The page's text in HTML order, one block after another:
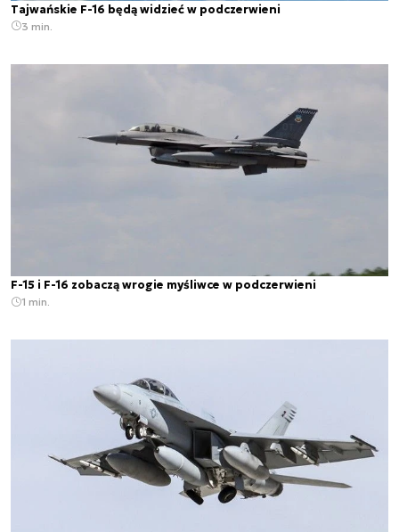
Tajwańskie F-16 będą widzieć w podczerwieni
3 min.
F-15 i F-16 zobaczą wrogie myśliwce w podczerwieni
1 min.